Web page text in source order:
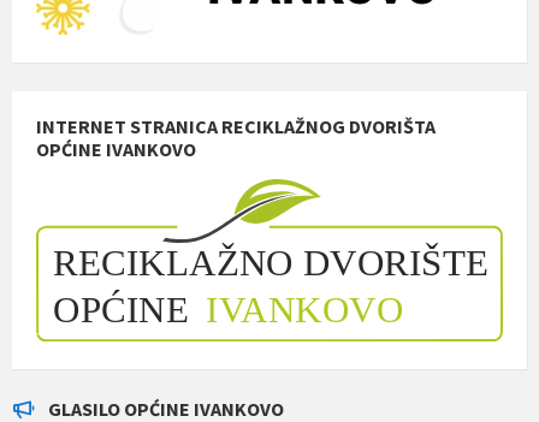
INTERNET STRANICA RECIKLAŽNOG DVORIŠTA
OPĆINE IVANKOVO
GLASILO OPĆINE IVANKOVO